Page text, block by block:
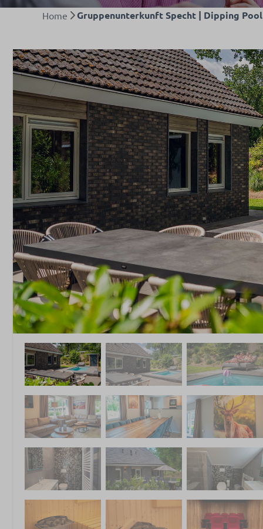
Home Gruppenunterkunft Specht | Dipping